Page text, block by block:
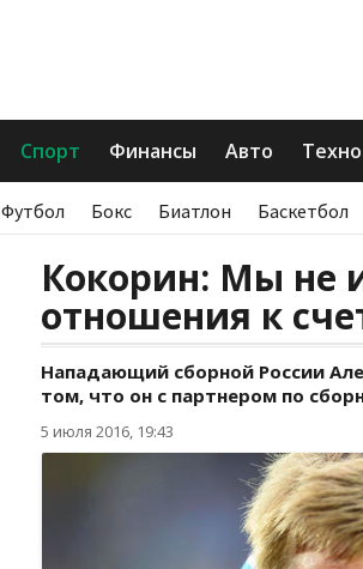
Спорт Финансы Авто Техно
Футбол Бокс Биатлон Баскетбол
Кокорин: Мы не
отношения к
Нападающий сборной России
том, что он с партнером по
5 июля 2016, 19:43